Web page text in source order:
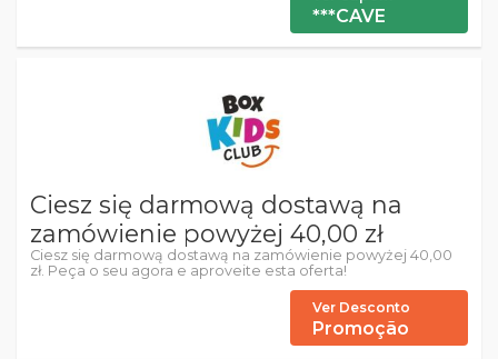
***CAVE
Ciesz się darmową dostawą na
zamówienie powyżej 40,00 zł
Ciesz się darmową dostawą na zamówienie powyżej 40,00
zł. Peça o seu agora e aproveite esta oferta!
Ver Desconto
Promoção